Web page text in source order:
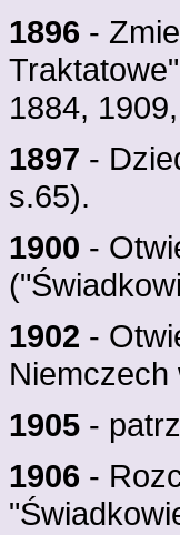
1896 -
1884,
1897 -
s.65).
1900 -
1902 -
Niemczech
1905 -
1906 -